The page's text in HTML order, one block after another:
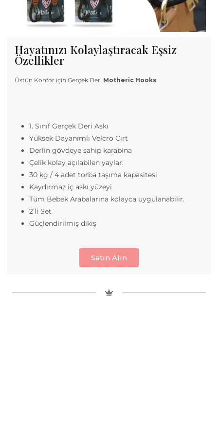
Hayatınızı Kolaylaştıracak Eşsiz
Özellikler
Üstün Konfor için Gerçek Deri Motheric Hooks
1. Sınıf Gerçek Deri Askı
Yüksek Dayanımlı Velcro Cırt
Derlin gövdeye sahip karabina
Çelik kolay açılabilen yaylar.
30 kg / 4 adet torba taşıma kapasitesi
Kaydırmaz iç askı yüzeyi
Tüm Bebek Arabalarına kolayca uygulanabilir.
2’li Set
Güçlendirilmiş dikiş
Satın Alın